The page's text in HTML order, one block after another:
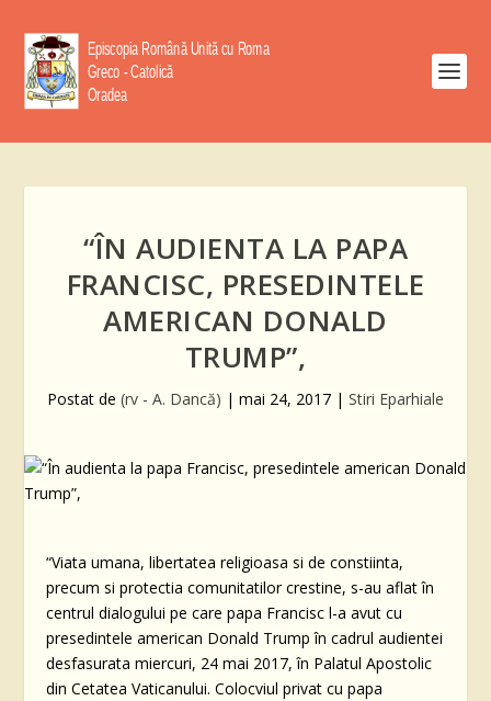
“ÎN AUDIENTA LA PAPA
FRANCISC, PRESEDINTELE
AMERICAN DONALD
TRUMP”,
Postat de (rv - A. Dancă) | mai 24, 2017 | Stiri Eparhiale
“Viata umana, libertatea religioasa si de constiinta,
precum si protectia comunitatilor crestine, s-au aflat în
centrul dialogului pe care papa Francisc l-a avut cu
presedintele american Donald Trump în cadrul audientei
desfasurata miercuri, 24 mai 2017, în Palatul Apostolic
din Cetatea Vaticanului. Colocviul privat cu papa